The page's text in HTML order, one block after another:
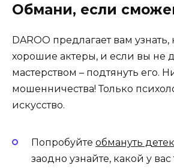
Обмани, если
DAROO предлагает вам
хорошие актеры, и если вы не
мастерством – подтянуть его.
мошенничества! Только
искусство.
Попробуйте обмануть
заодно узнайте, какой у